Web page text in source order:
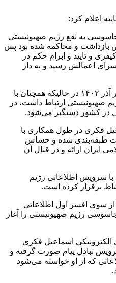
اعلام کرد:
به نفع رژیم صهیونیستی
بازداشت و محاکمه شده بود پس
و تایید و ابرام حکم در
اعمالش رسید و به دار
اسماعیل فکری فرزند خدانظر، در آذر ۱۴۰۲ در حالیکه همچنان با
ارتباط داشت، در
در کشور دستگیر می‌شود.
فکری در طول همکاری با
طبقه‌بندی شده و حساس
ایران ارائه و در قبال آن
سرویس اطلاعاتی رژیم
از سوی افسر اول اطلاعاتی
رژیم صهیونیستی را آغاز
الکترونیکی اسماعیل فکری
تبادل پیام‌ صورت گرفته و
که از او خواسته می‌شود